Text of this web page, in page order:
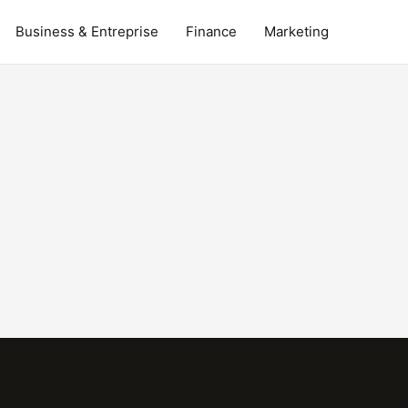
Business & Entreprise Finance Marketing